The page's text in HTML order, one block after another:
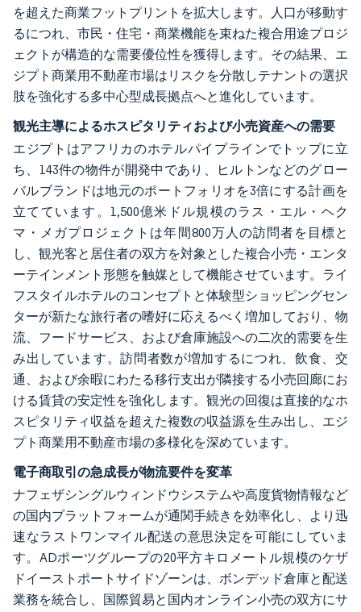
を超えた商業フットプリントを拡大します。人口が移動す
るにつれ、市民・住宅・商業機能を束ねた複合用途プロジ
ェクトが構造的な需要優位性を獲得します。その結果、エ
ジプト商業用不動産市場はリスクを分散しテナントの選択
肢を強化する多中心型成長拠点へと進化しています。
観光主導によるホスピタリティおよび小売資産への需要
エジプトはアフリカのホテルパイプラインでトップに立
ち、143件の物件が開発中であり、ヒルトンなどのグロー
バルブランドは地元のポートフォリオを3倍にする計画を
立てています。1,500億米ドル規模のラス・エル・ヘク
マ・メガプロジェクトは年間800万人の訪問者を目標と
し、観光客と居住者の双方を対象とした複合小売・エンタ
ーテインメント形態を触媒として機能させています。ライ
フスタイルホテルのコンセプトと体験型ショッピングセン
ターが新たな旅行者の嗜好に応えるべく増加しており、物
流、フードサービス、および倉庫施設への二次的需要を生
み出しています。訪問者数が増加するにつれ、飲食、交
通、および余暇にわたる移行支出が隣接する小売回廊にお
ける賃貸の安定性を強化します。観光の回復は直接的なホ
スピタリティ収益を超えた複数の収益源を生み出し、エジ
プト商業用不動産市場の多様化を深めています。
電子商取引の急成長が物流要件を変革
ナフェザシングルウィンドウシステムや高度貨物情報など
の国内プラットフォームが通関手続きを効率化し、より迅
速なラストワンマイル配送の意思決定を可能にしていま
す。ADポーツグループの20平方キロメートル規模のケザ
ドイーストポートサイドゾーンは、ボンデッド倉庫と配送
業務を統合し、国際貿易と国内オンライン小売の双方にサ